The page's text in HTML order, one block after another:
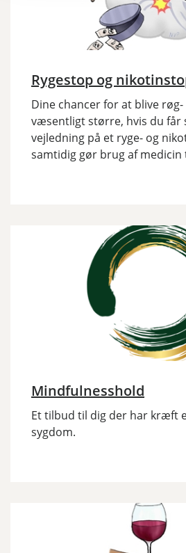
Rygestop og
Dine chancer for at blive
væsentligt større, hvis du får
vejledning på et ryge- og
samtidig gør brug af medicin
Mindfulnesshold
Et tilbud til dig der har kræft
sygdom.